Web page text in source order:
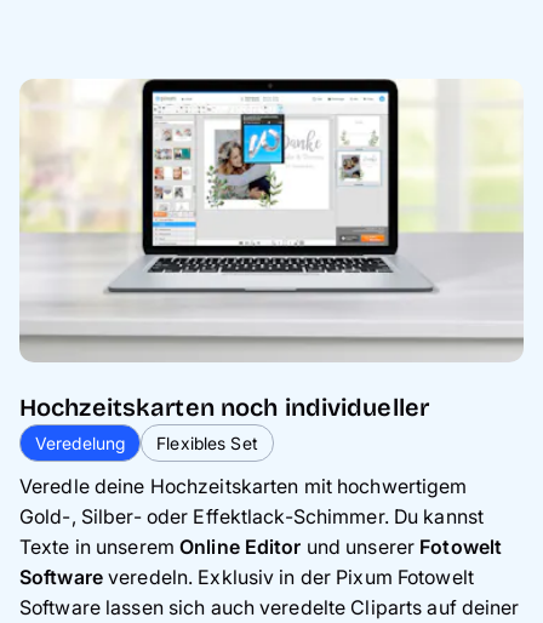
Hochzeitskarten noch individueller
Veredelung Flexibles Set
Veredle deine Hochzeitskarten mit hochwertigem
Gold-, Silber- oder Effektlack-Schimmer. Du kannst
Texte in unseremOnline Editor und unserer Fotowelt
Softwareveredeln. Exklusiv in der Pixum Fotowelt
Software lassen sich auch veredelte Cliparts auf deiner